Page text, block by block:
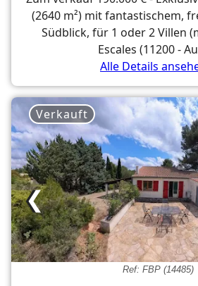
(2640 m²) mit fantastischem,
Südblick, für 1 oder 2 Villen
Escales (11200 -
Alle Details
Ref: FBP (14485)
❮
Verkauft